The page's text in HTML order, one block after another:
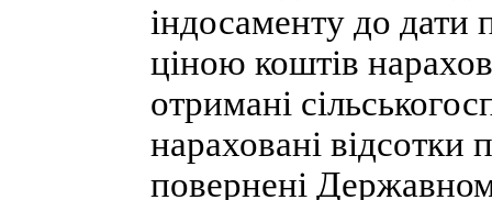
індосаменту до дати
ціною коштів
отримані
нараховані відсотки
повернені